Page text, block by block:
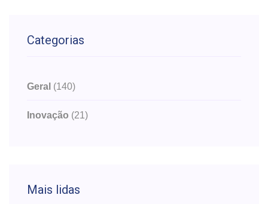
Categorias
Geral (140)
Inovação (21)
Mais lidas